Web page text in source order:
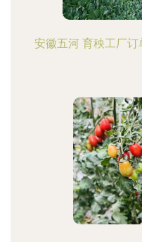
安徽五河 育秧工厂订